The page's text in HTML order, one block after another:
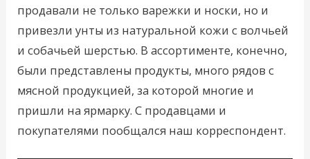
продавали не только варежки и носки, но и
привезли унты из натуральной кожи с волчьей
и собачьей шерстью. В ассортименте, конечно,
были представлены продукты, много рядов с
мясной продукцией, за которой многие и
пришли на ярмарку. С продавцами и
покупателями пообщался наш корреспондент.